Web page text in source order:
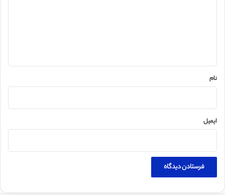
نام
ایمیل